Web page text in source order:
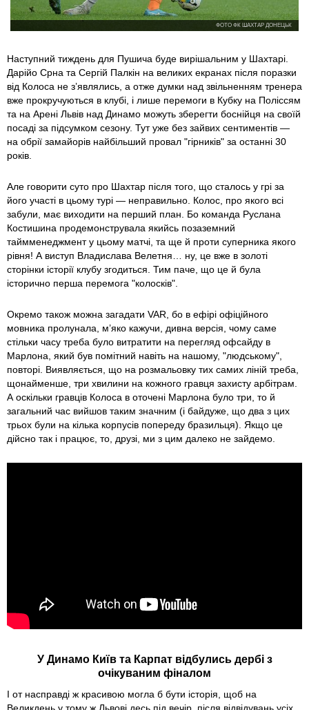
ФОТО ФК ШАХТАР ДОНЕЦЬК
Наступний тиждень для Пушича буде вирішальним у Шахтарі.
Дарійо Срна та Сергій Палкін на великих екранах після поразки
від Колоса не з’являлись, а отже думки над звільненням тренера
вже прокручуються в клубі, і лише перемоги в Кубку на Поліссям
та на Арені Львів над Динамо можуть зберегти боснійця на своїй
посаді за підсумком сезону. Тут уже без зайвих сентиментів —
на обрії замайорів найбільший провал "гірників" за останні 30
років.
Але говорити суто про Шахтар після того, що сталось у грі за
його участі в цьому турі — неправильно. Колос, про якого всі
забули, має виходити на перший план. Бо команда Руслана
Костишина продемонструвала якийсь позаземний
таймменеджмент у цьому матчі, та ще й проти суперника якого
рівня! А виступ Владислава Велетня… ну, це вже в золоті
сторінки історії клубу згодиться. Тим паче, що це й була
історично перша перемога "колосків".
Окремо також можна загадати VAR, бо в ефірі офіційного
мовника пролунала, м’яко кажучи, дивна версія, чому саме
стільки часу треба було витратити на перегляд офсайду в
Марлона, який був помітний навіть на нашому, "людському",
повторі. Виявляється, що на розмальовку тих самих ліній треба,
щонайменше, три хвилини на кожного гравця захисту арбітрам.
А оскільки гравців Колоса в оточені Марлона було три, то й
загальний час вийшов таким значним (і байдуже, що два з цих
трьох були на кілька корпусів попереду бразильця). Якщо це
дійсно так і працює, то, друзі, ми з цим далеко не зайдемо.
У Динамо Київ та Карпат відбулись дербі з
очікуваним фіналом
І от насправді ж красивою могла б бути історія, щоб на